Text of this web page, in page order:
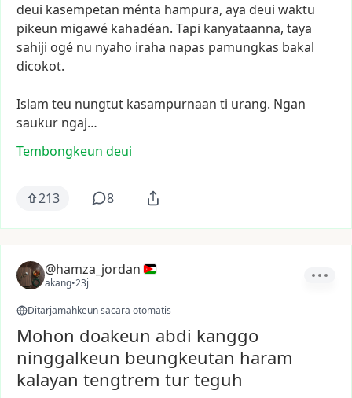
deui kasempetan ménta hampura, aya deui waktu
pikeun migawé kahadéan. Tapi kanyataanna, taya
sahiji ogé nu nyaho iraha napas pamungkas bakal
dicokot.
Islam teu nungtut kasampurnaan ti urang. Ngan
saukur ngaj…
Tembongkeun deui
213 8
@hamza_jordan
akang•23j
Ditarjamahkeun sacara otomatis
Mohon doakeun abdi kanggo
ninggalkeun beungkeutan haram
kalayan tengtrem tur teguh